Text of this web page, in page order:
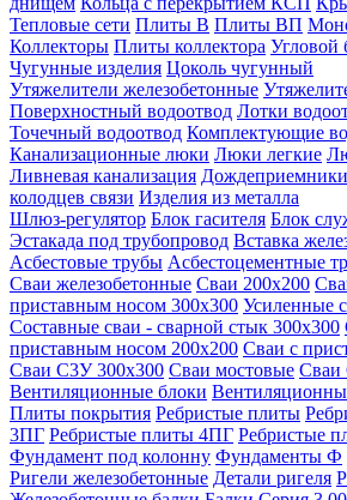
Тепловые сети Плиты В Плиты ВП
Коллекторы Плиты коллектора Угловой
Чугунные изделия Цоколь чугунный
Утяжелители железобетонные
Поверхностный водоотвод Лотки
Точечный водоотвод Комплектующие
Канализационные люки Люки легкие
Ливневая канализация Дождеприемники
колодцев связи Изделия из металла
Шлюз-регулятор Блок гасителя Блок
Эстакада под трубопровод Вставка
Асбестовые трубы Асбестоцементные
Сваи железобетонные Сваи 200х200
приставным носом 300х300 Усиленные
Составные сваи - сварной стык 300х300
приставным носом 200х200 Сваи с
Сваи С3У 300х300 Сваи мостовые
Вентиляционные блоки
Плиты покрытия Ребристые плиты
3ПГ Ребристые плиты 4ПГ Ребристые
Фундамент под колонну Фундаменты Ф
Ригели железобетонные Детали ригеля